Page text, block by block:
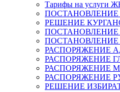
Тарифы на услуги
ПОСТАНОВЛЕНИЕ
РЕШЕНИЕ
ПОСТАНОВЛЕНИЕ
ПОСТАНОВЛЕНИЕ
РАСПОРЯЖЕНИЕ
РАСПОРЯЖЕНИЕ
РАСПОРЯЖЕНИЕ
РАСПОРЯЖЕНИЕ
РЕШЕНИЕ